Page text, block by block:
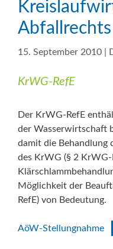
15. September 2010
KrWG-RefE
Der KrWG-RefE
der Wasserwirtschaft
damit die Behandlung
des KrWG (§ 2 KrWG-
Möglichkeit der
RefE) von Bedeutung.
AöW-Stellungnahme